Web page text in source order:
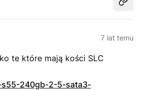
Udostępnij
7 lat temu
te które mają kości SLC
240gb-2-5-sata3-